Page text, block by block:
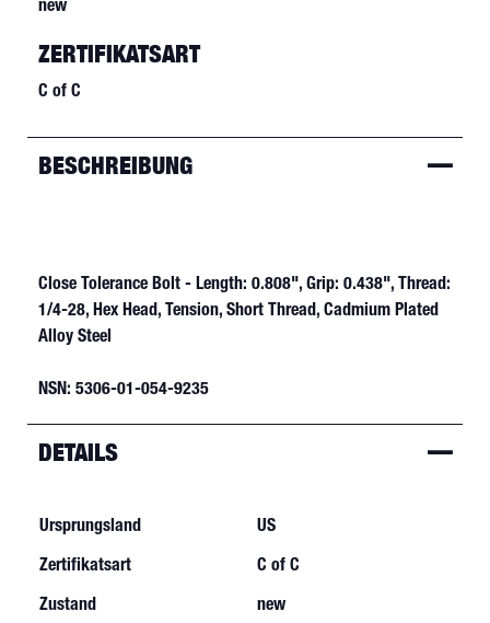
new
ZERTIFIKATSART
C of C
BESCHREIBUNG
Close Tolerance Bolt - Length: 0.808", Grip: 0.438", Thread:
1/4-28, Hex Head, Tension, Short Thread, Cadmium Plated
Alloy Steel
NSN: 5306-01-054-9235
DETAILS
Ursprungsland
US
Zertifikatsart
C of C
Zustand
new